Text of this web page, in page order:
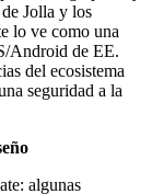
Jolla y los
lo ve como una
Android de EE.
del ecosistema
seguridad a la
algunas